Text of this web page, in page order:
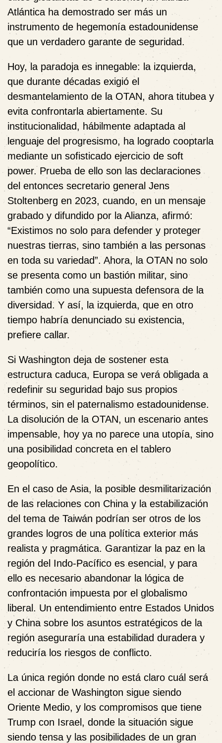
Atlántica ha demostrado ser más un
instrumento de hegemonía estadounidense
que un verdadero garante de seguridad.
Hoy, la paradoja es innegable: la izquierda,
que durante décadas exigió el
desmantelamiento de la OTAN, ahora titubea y
evita confrontarla abiertamente. Su
institucionalidad, hábilmente adaptada al
lenguaje del progresismo, ha logrado cooptarla
mediante un sofisticado ejercicio de soft
power. Prueba de ello son las declaraciones
del entonces secretario general Jens
Stoltenberg en 2023, cuando, en un mensaje
grabado y difundido por la Alianza, afirmó:
“Existimos no solo para defender y proteger
nuestras tierras, sino también a las personas
en toda su variedad”. Ahora, la OTAN no solo
se presenta como un bastión militar, sino
también como una supuesta defensora de la
diversidad. Y así, la izquierda, que en otro
tiempo habría denunciado su existencia,
prefiere callar.
Si Washington deja de sostener esta
estructura caduca, Europa se verá obligada a
redefinir su seguridad bajo sus propios
términos, sin el paternalismo estadounidense.
La disolución de la OTAN, un escenario antes
impensable, hoy ya no parece una utopía, sino
una posibilidad concreta en el tablero
geopolítico.
En el caso de Asia, la posible desmilitarización
de las relaciones con China y la estabilización
del tema de Taiwán podrían ser otros de los
grandes logros de una política exterior más
realista y pragmática. Garantizar la paz en la
región del Indo-Pacífico es esencial, y para
ello es necesario abandonar la lógica de
confrontación impuesta por el globalismo
liberal. Un entendimiento entre Estados Unidos
y China sobre los asuntos estratégicos de la
región aseguraría una estabilidad duradera y
reduciría los riesgos de conflicto.
La única región donde no está claro cuál será
el accionar de Washington sigue siendo
Oriente Medio, y los compromisos que tiene
Trump con Israel, donde la situación sigue
siendo tensa y las posibilidades de un gran